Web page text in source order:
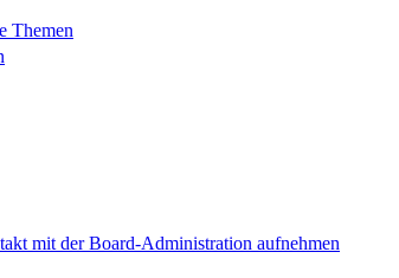
Themen
mit der Board-Administration aufnehmen